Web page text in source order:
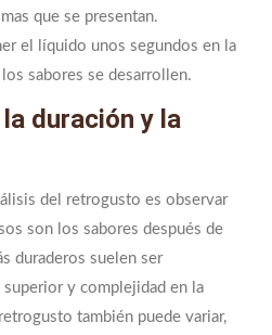
que se presentan.
el líquido unos segundos en la
sabores se desarrollen.
duración y la
del retrogusto es observar
son los sabores después de
duraderos suelen ser
y complejidad en la
también puede variar,